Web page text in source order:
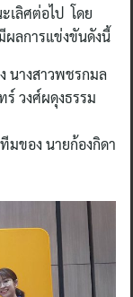
เลิศต่อไป โดย
ผลการแข่งขันดังนี้
นางสาวพชรกมล
วงศ์ผดุงธรรม
มของ นายก้องกิดา